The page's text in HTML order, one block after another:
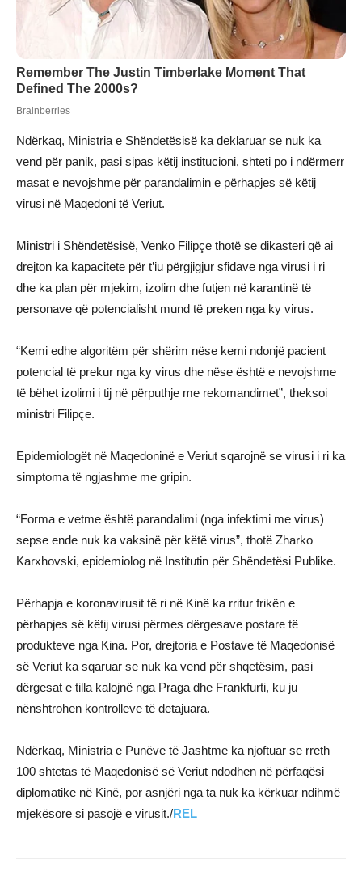
Ndërkaq, Ministria e Shëndetësisë ka deklaruar se nuk ka
vend për panik, pasi sipas këtij institucioni, shteti po i ndërmerr
masat e nevojshme për parandalimin e përhapjes së këtij
virusi në Maqedoni të Veriut.
Ministri i Shëndetësisë, Venko Filipçe thotë se dikasteri që ai
drejton ka kapacitete për t’iu përgjigjur sfidave nga virusi i ri
dhe ka plan për mjekim, izolim dhe futjen në karantinë të
personave që potencialisht mund të preken nga ky virus.
“Kemi edhe algoritëm për shërim nëse kemi ndonjë pacient
potencial të prekur nga ky virus dhe nëse është e nevojshme
të bëhet izolimi i tij në përputhje me rekomandimet”, theksoi
ministri Filipçe.
Epidemiologët në Maqedoninë e Veriut sqarojnë se virusi i ri ka
simptoma të ngjashme me gripin.
“Forma e vetme është parandalimi (nga infektimi me virus)
sepse ende nuk ka vaksinë për këtë virus”, thotë Zharko
Karxhovski, epidemiolog në Institutin për Shëndetësi Publike.
Përhapja e koronavirusit të ri në Kinë ka rritur frikën e
përhapjes së këtij virusi përmes dërgesave postare të
produkteve nga Kina. Por, drejtoria e Postave të Maqedonisë
së Veriut ka sqaruar se nuk ka vend për shqetësim, pasi
dërgesat e tilla kalojnë nga Praga dhe Frankfurti, ku ju
nënshtrohen kontrolleve të detajuara.
Ndërkaq, Ministria e Punëve të Jashtme ka njoftuar se rreth
100 shtetas të Maqedonisë së Veriut ndodhen në përfaqësi
diplomatike në Kinë, por asnjëri nga ta nuk ka kërkuar ndihmë
mjekësore si pasojë e virusit./REL